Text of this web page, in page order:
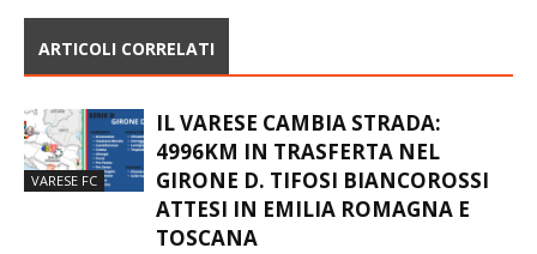
ARTICOLI CORRELATI
VARESE FC
IL VARESE CAMBIA STRADA:
4996KM IN TRASFERTA NEL
GIRONE D. TIFOSI BIANCOROSSI
ATTESI IN EMILIA ROMAGNA E
TOSCANA